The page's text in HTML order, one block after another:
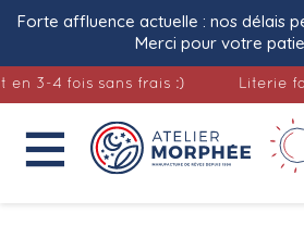
Forte affluence actuelle : nos délais
Merci pour votre
3-4 fois sans frais :) Literie
